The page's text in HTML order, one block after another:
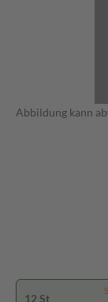
Abbildung kann
12 St